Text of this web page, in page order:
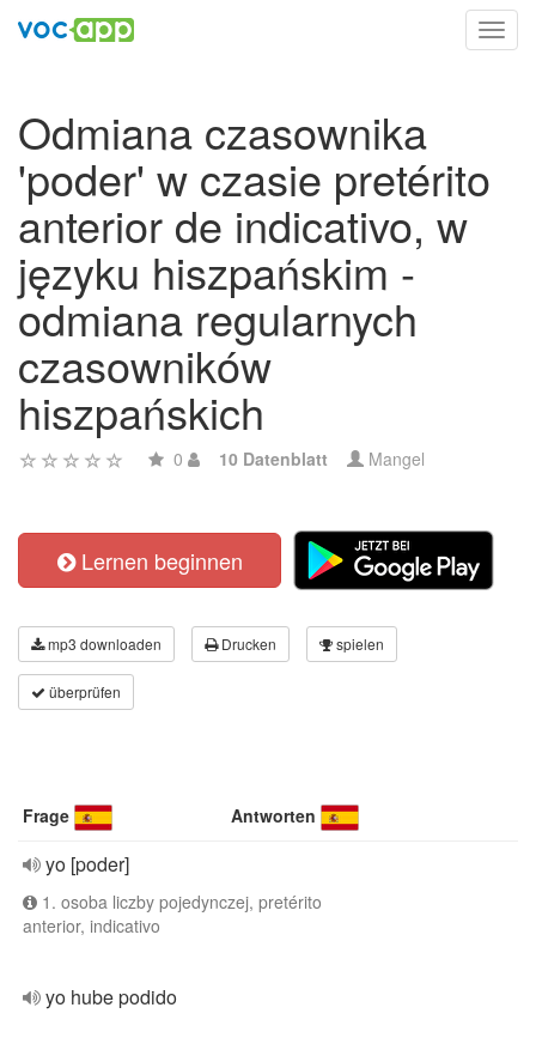
Odmiana czasownika
'poder' w czasie pretérito
anterior de indicativo, w
języku hiszpańskim -
odmiana regularnych
czasowników
hiszpańskich
0 10 Datenblatt Mangel
Lernen beginnen
mp3 downloaden Drucken spielen
überprüfen
Frage Antworten
yo [poder]
1. osoba liczby pojedynczej, pretérito
anterior, indicativo
yo hube podido